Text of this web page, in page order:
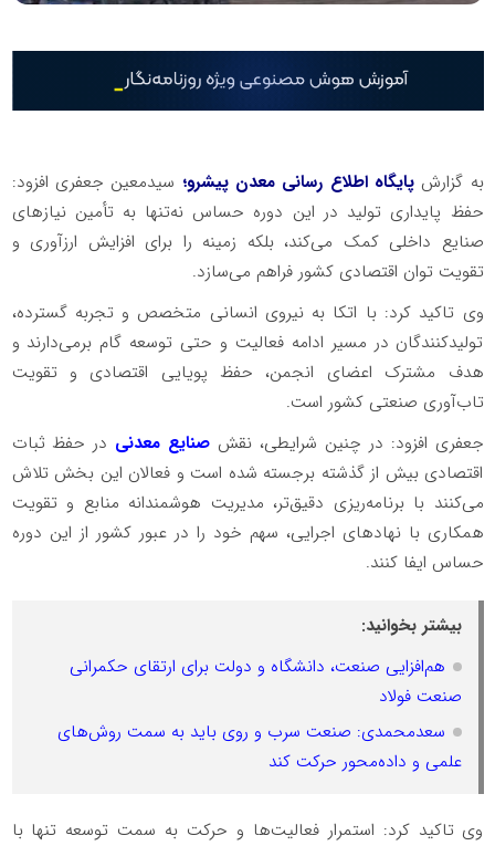
به گزارش پایگاه اطلاع رسانی معدن پیشرو؛ سیدمعین جعفری افزود:
حفظ پایداری تولید در این دوره حساس نه‌تنها به تأمین نیازهای
صنایع داخلی کمک می‌کند، بلکه زمینه را برای افزایش ارزآوری و
تقویت توان اقتصادی کشور فراهم می‌سازد.
وی تاکید کرد: با اتکا به نیروی انسانی متخصص و تجربه گسترده،
تولیدکنندگان در مسیر ادامه فعالیت و حتی توسعه گام برمی‌دارند و
هدف مشترک اعضای انجمن، حفظ پویایی اقتصادی و تقویت
تاب‌آوری صنعتی کشور است.
جعفری افزود: در چنین شرایطی، نقش صنایع معدنی در حفظ ثبات
اقتصادی بیش از گذشته برجسته شده است و فعالان این بخش تلاش
می‌کنند با برنامه‌ریزی دقیق‌تر، مدیریت هوشمندانه منابع و تقویت
همکاری با نهادهای اجرایی، سهم خود را در عبور کشور از این دوره
حساس ایفا کنند.
بیشتر بخوانید:
هم‌افزایی صنعت، دانشگاه و دولت برای ارتقای حکمرانی
صنعت فولاد
سعدمحمدی: صنعت سرب و روی باید به سمت روش‌های
علمی و داده‌محور حرکت کند
وی تاکید کرد: استمرار فعالیت‌ها و حرکت به سمت توسعه تنها با